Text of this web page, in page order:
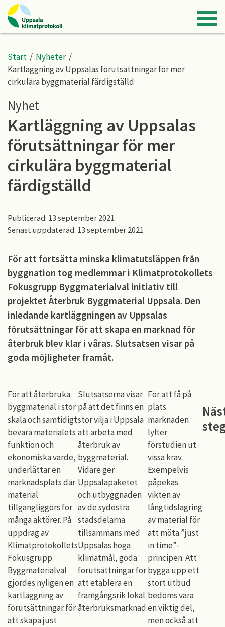
Start / Nyheter /
Kartläggning av Uppsalas förutsättningar för mer
cirkulära byggmaterial färdigställd
Nyhet
Kartläggning av Uppsalas
förutsättningar för mer
cirkulära byggmaterial
färdigställd
Publicerad: 13 september 2021
Senast uppdaterad: 13 september 2021
För att fortsätta minska klimatutsläppen från
byggnation tog medlemmar i Klimatprotokollets
Fokusgrupp Byggmaterialval initiativ till
projektet Återbruk Byggmaterial Uppsala. Den
inledande kartläggningen av Uppsalas
förutsättningar för att skapa en marknad för
återbruk blev klar i våras. Slutsatsen visar på
goda möjligheter framåt.
För att återbruka
byggmaterial i stor
skala och samtidigt
bevara materialets
funktion och
ekonomiska värde,
underlättar en
marknadsplats där
material
tillgängliggörs för
många aktörer. På
uppdrag av
Klimatprotokollets
Fokusgrupp
Byggmaterialval
gjordes nyligen en
kartläggning av
förutsättningar för
att skapa just
Slutsatserna visar
på att det finns en
stor vilja i Uppsala
att arbeta med
återbruk av
byggmaterial.
Vidare ger
Uppsalapaketet
och utbyggnaden
av de sydöstra
stadsdelarna
tillsammans med
Uppsalas höga
klimatmål, goda
förutsättningar för
att etablera en
framgångsrik lokal
återbruksmarknad.
För att få på
plats
marknaden
lyfter
förstudien ut
vissa krav.
Exempelvis
påpekas
vikten av
långtidslagring
av material för
att möta ”just
in time”-
principen. Att
bygga upp ett
stort utbud
bedöms vara
en viktig del,
men också att